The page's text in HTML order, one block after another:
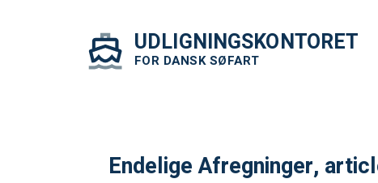
UDLIGNINGSKONTORET
FOR DANSK SØFART
Endelige Afregninger,